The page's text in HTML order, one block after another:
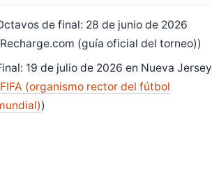
de final: 28 de junio de 2026
(guía oficial del torneo))
19 de julio de 2026 en Nueva Jersey
FIFA (organismo rector del fútbol
)